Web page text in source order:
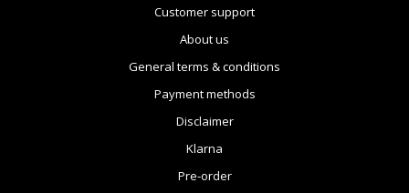
Customer support
About us
General terms & conditions
Payment methods
Disclaimer
Klarna
Pre-order